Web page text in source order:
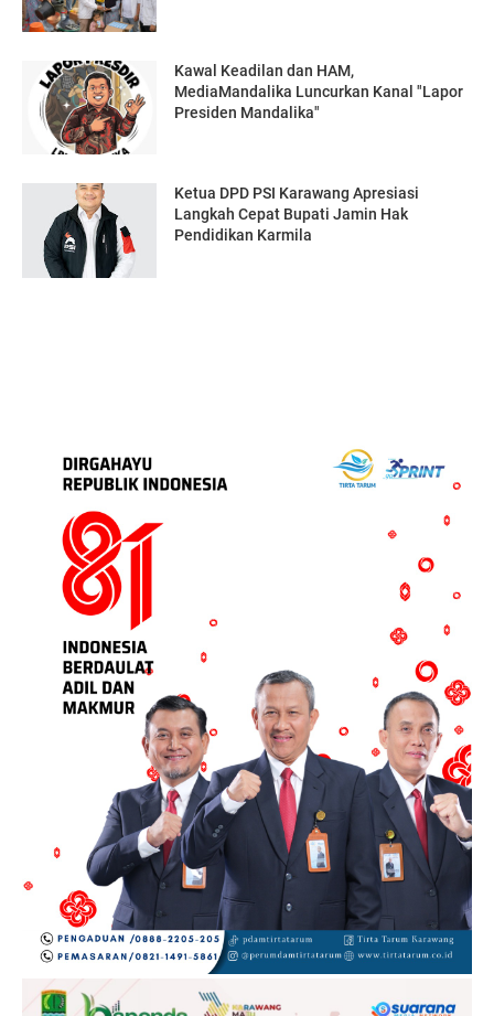
Kawal Keadilan dan HAM,
MediaMandalika Luncurkan Kanal "Lapor
Presiden Mandalika"
Ketua DPD PSI Karawang Apresiasi
Langkah Cepat Bupati Jamin Hak
Pendidikan Karmila